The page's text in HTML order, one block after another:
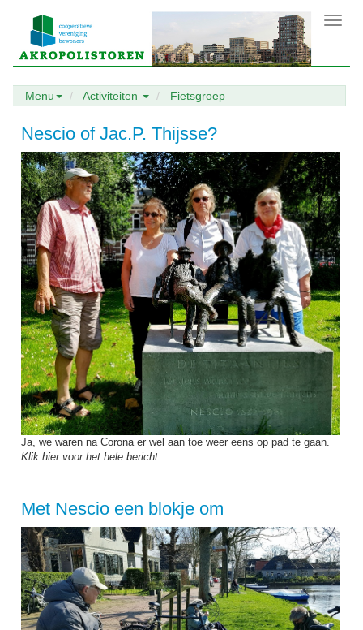
Menu Activiteiten Fietsgroep
Nescio of Jac.P. Thijsse?
Ja, we waren na Corona er wel aan toe weer eens op pad te gaan.
Klik hier voor het hele bericht
Met Nescio een blokje om